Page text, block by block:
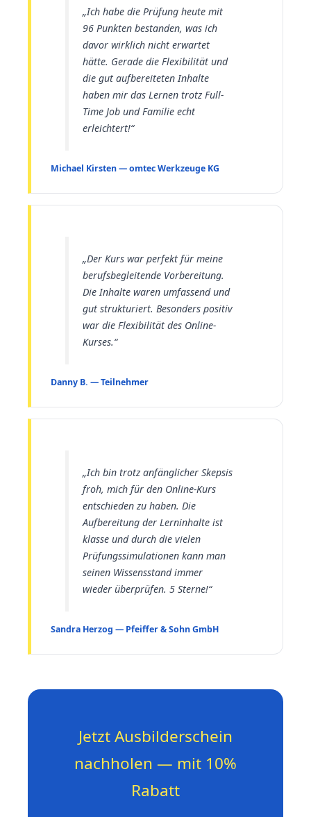
„Ich habe die Prüfung heute mit
96 Punkten bestanden, was ich
davor wirklich nicht erwartet
hätte. Gerade die Flexibilität und
die gut aufbereiteten Inhalte
haben mir das Lernen trotz Full-
Time Job und Familie echt
erleichtert!“
Michael Kirsten — omtec Werkzeuge KG
„Der Kurs war perfekt für meine
berufsbegleitende Vorbereitung.
Die Inhalte waren umfassend und
gut strukturiert. Besonders positiv
war die Flexibilität des Online-
Kurses.“
Danny B. — Teilnehmer
„Ich bin trotz anfänglicher Skepsis
froh, mich für den Online-Kurs
entschieden zu haben. Die
Aufbereitung der Lerninhalte ist
klasse und durch die vielen
Prüfungssimulationen kann man
seinen Wissensstand immer
wieder überprüfen. 5 Sterne!“
Sandra Herzog — Pfeiffer & Sohn GmbH
Jetzt Ausbilderschein
nachholen — mit 10%
Rabatt